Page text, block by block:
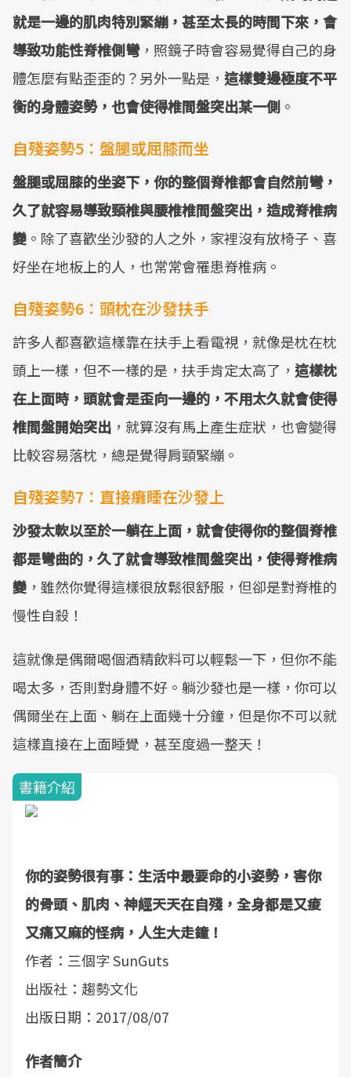
就是一邊的肌肉特別緊繃，甚至太長的時間下來，會
導致功能性脊椎側彎，照鏡子時會容易覺得自己的身
體怎麼有點歪歪的？另外一點是， 這樣雙邊極度不平
衡的身體姿勢，也會使得椎間盤突出某一側 。
自殘姿勢5：盤腿或屈膝而坐
盤腿或屈膝的坐姿下，你的整個脊椎都會自然前彎，
久了就容易導致頸椎與腰椎椎間盤突出，造成脊椎病
變 。除了喜歡坐沙發的人之外，家裡沒有放椅子、喜
好坐在地板上的人，也常常會罹患脊椎病。
自殘姿勢6：頭枕在沙發扶手
許多人都喜歡這樣靠在扶手上看電視，就像是枕在枕
頭上一樣，但不一樣的是，扶手肯定太高了， 這樣枕
在上面時，頭就會是歪向一邊的，不用太久就會使得
椎間盤開始突出 ，就算沒有馬上產生症狀，也會變得
比較容易落枕，總是覺得肩頸緊繃。
自殘姿勢7：直接癱睡在沙發上
沙發太軟以至於一躺在上面，就會使得你的整個脊椎
都是彎曲的，久了就會導致椎間盤突出，使得脊椎病
變 ，雖然你覺得這樣很放鬆很舒服，但卻是對脊椎的
慢性自殺！
這就像是偶爾喝個酒精飲料可以輕鬆一下，但你不能
喝太多，否則對身體不好。躺沙發也是一樣，你可以
偶爾坐在上面、躺在上面幾十分鐘，但是你不可以就
這樣直接在上面睡覺，甚至度過一整天！
書籍介紹
你的姿勢很有事：生活中最要命的小姿勢，害你
的骨頭、肌肉、神經天天在自殘，全身都是又痠
又痛又麻的怪病，人生大走鐘！
作者：三個字 SunGuts
出版社：趨勢文化
出版日期：2017/08/07
作者簡介